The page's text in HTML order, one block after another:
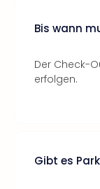
Bis wann
Der Check-
erfolgen.
Gibt es